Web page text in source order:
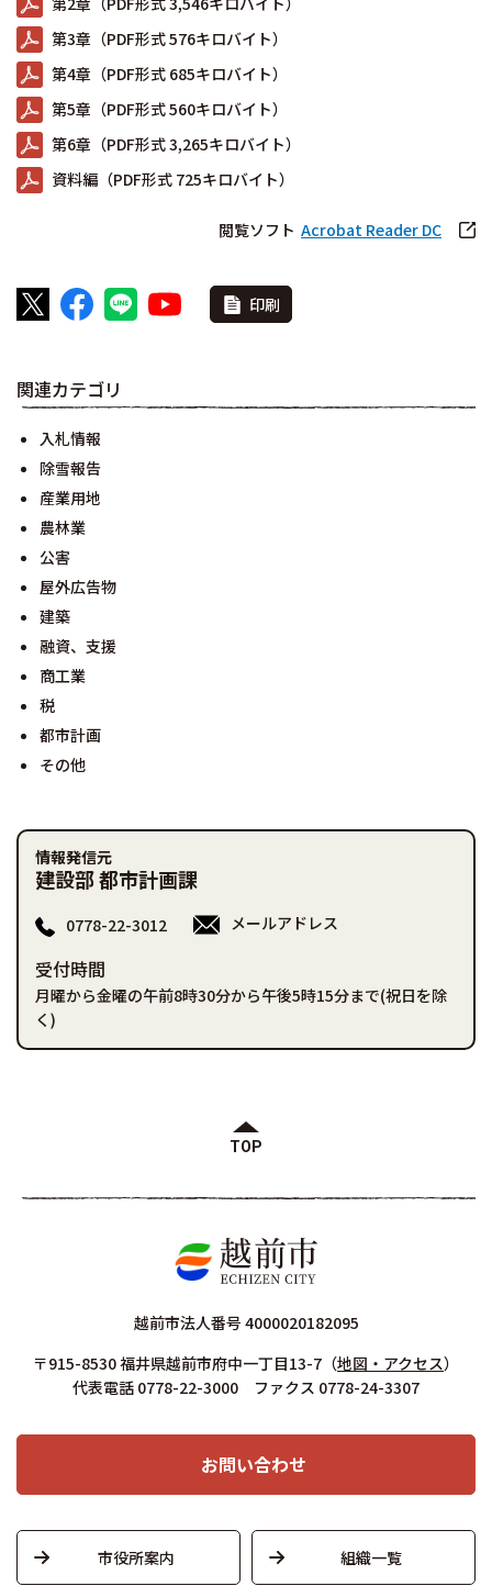
第3章（PDF形式 576キロバイト）
第4章（PDF形式 685キロバイト）
第5章（PDF形式 560キロバイト）
第6章（PDF形式 3,265キロバイト）
資料編（PDF形式 725キロバイト）
閲覧ソフト Acrobat Reader DC
印刷
関連カテゴリ
入札情報
除雪報告
産業用地
農林業
公害
屋外広告物
建築
融資、支援
商工業
税
都市計画
その他
情報発信元
建設部 都市計画課
0778-22-3012 メールアドレス
受付時間
月曜から金曜の午前8時30分から午後5時15分まで(祝日を除
く)
TOP
越前市法人番号 4000020182095
〒915-8530 福井県越前市府中一丁目13-7 （地図・アクセス）
代表電話 0778-22-3000 ファクス 0778-24-3307
お問い合わせ
市役所案内 組織一覧